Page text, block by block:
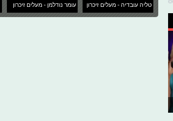
טליה עובדיה - מעלים זיכרון עומר נודלמן - מעלים זיכרון